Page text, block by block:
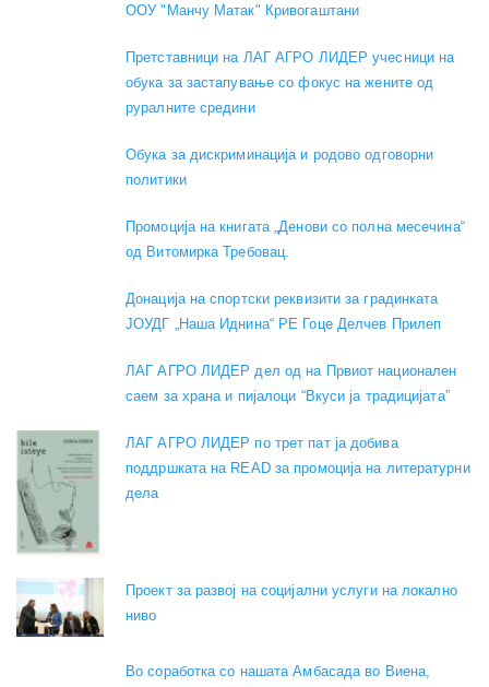
ООУ "Манчу Матак" Кривогаштани
Претставници на ЛАГ АГРО ЛИДЕР учесници на
обука за застапување со фокус на жените од
руралните средини
Обука за дискриминација и родово одговорни
политики
Промоција на книгата „Денови со полна месечина“
од Витомирка Требовац.
Донација на спортски реквизити за градинката
ЈОУДГ „Наша Иднина“ РЕ Гоце Делчев Прилеп
ЛАГ АГРО ЛИДЕР дел од на Првиот национален
саем за храна и пијалоци “Вкуси ја традицијата”
ЛАГ АГРО ЛИДЕР по трет пат ја добива
поддршката на READ за промоција на литературни
дела
Проект за развој на социјални услуги на локално
ниво
Во соработка со нашата Амбасада во Виена,